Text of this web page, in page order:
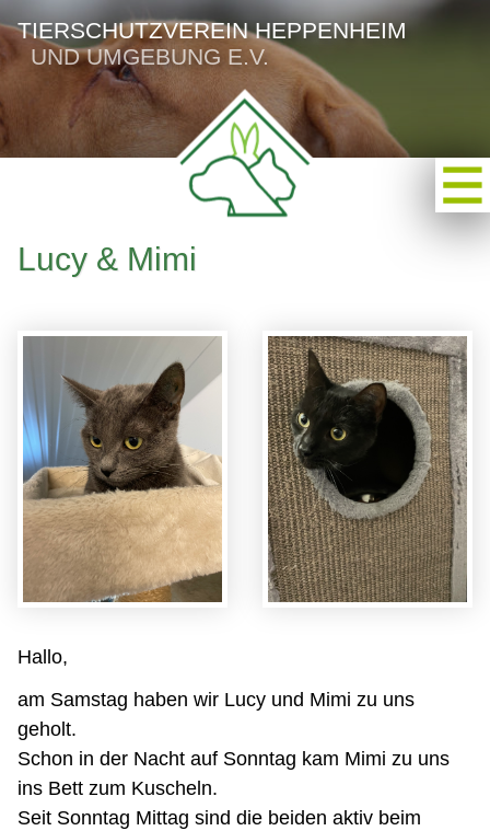
TIERSCHUTZVEREIN HEPPENHEIM
UND UMGEBUNG E.V.
Lucy & Mimi
Hallo,
am Samstag haben wir Lucy und Mimi zu uns
geholt.
Schon in der Nacht auf Sonntag kam Mimi zu uns
ins Bett zum Kuscheln.
Seit Sonntag Mittag sind die beiden aktiv beim